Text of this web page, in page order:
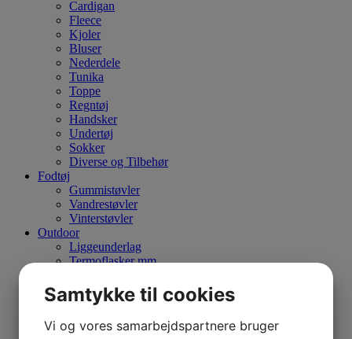
Cardigan
Fleece
Kjoler
Bluser
Nederdele
Tunika
Toppe
Regntøj
Handsker
Undertøj
Sokker
Diverse og Tilbehør
Fodtøj
Gummistøvler
Vandrestøvler
Vinterstøvler
Outdoor
Liggeunderlag
Termoflasker mm.
Rygeovne
Optik
Sigtekikkerter
Samtykke til cookies
Vi og vores samarbejdspartnere bruger